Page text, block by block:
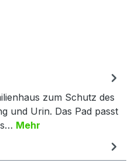
zum Schutz des
und Urin. Das Pad passt
Mehr